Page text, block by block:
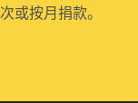
或按月捐款。